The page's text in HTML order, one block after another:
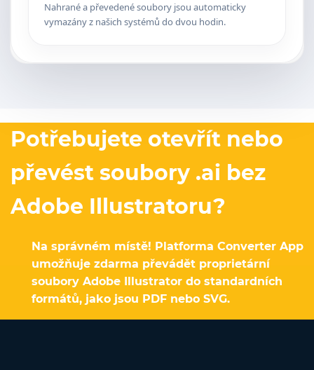
Nahrané a převedené soubory jsou automaticky
vymazány z našich systémů do dvou hodin.
Potřebujete otevřít nebo
převést soubory .ai bez
Adobe Illustratoru?
Na správném místě! Platforma Converter App
umožňuje zdarma převádět proprietární
soubory Adobe Illustrator do standardních
formátů, jako jsou PDF nebo SVG.